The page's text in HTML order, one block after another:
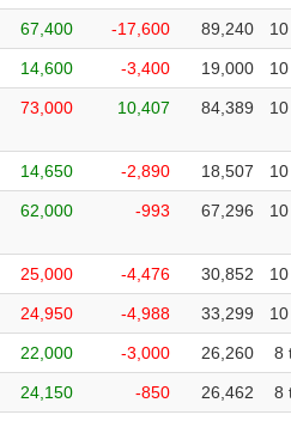
67,400 -17,600 89,240
14,600 -3,400 19,000
73,000 10,407 84,389
14,650 -2,890 18,507
62,000 -993 67,296
25,000 -4,476 30,852
24,950 -4,988 33,299
22,000 -3,000 26,260 8
24,150 -850 26,462 8